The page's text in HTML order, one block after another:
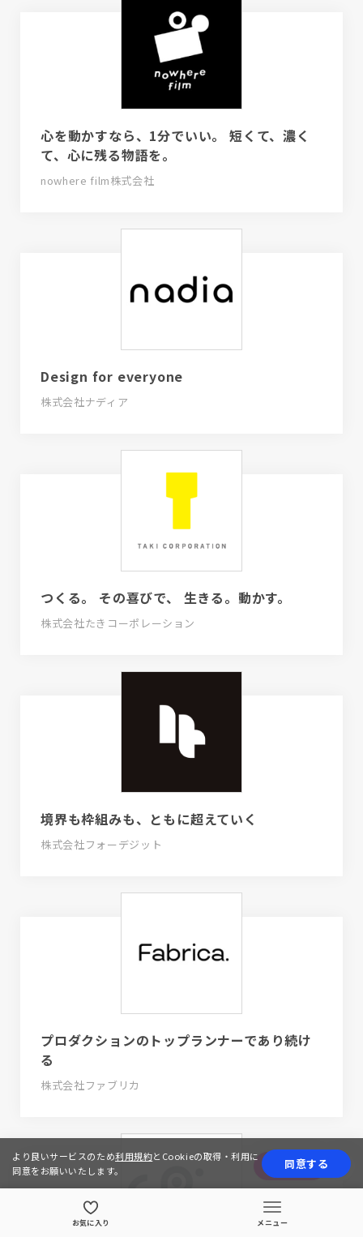
お気に入り メニュー
応募する
心を動かすなら、1分でいい。 短くて、濃く
て、心に残る物語を。
nowhere film株式会社
Design for everyone
株式会社ナディア
つくる。 その喜びで、 生きる。動かす。
株式会社たきコーポレーション
境界も枠組みも、ともに超えていく
株式会社フォーデジット
プロダクションのトップランナーであり続け
る
株式会社ファブリカ
より良いサービスのため利用規約とCookieの取得・利用に
同意をお願いいたします。
同意する